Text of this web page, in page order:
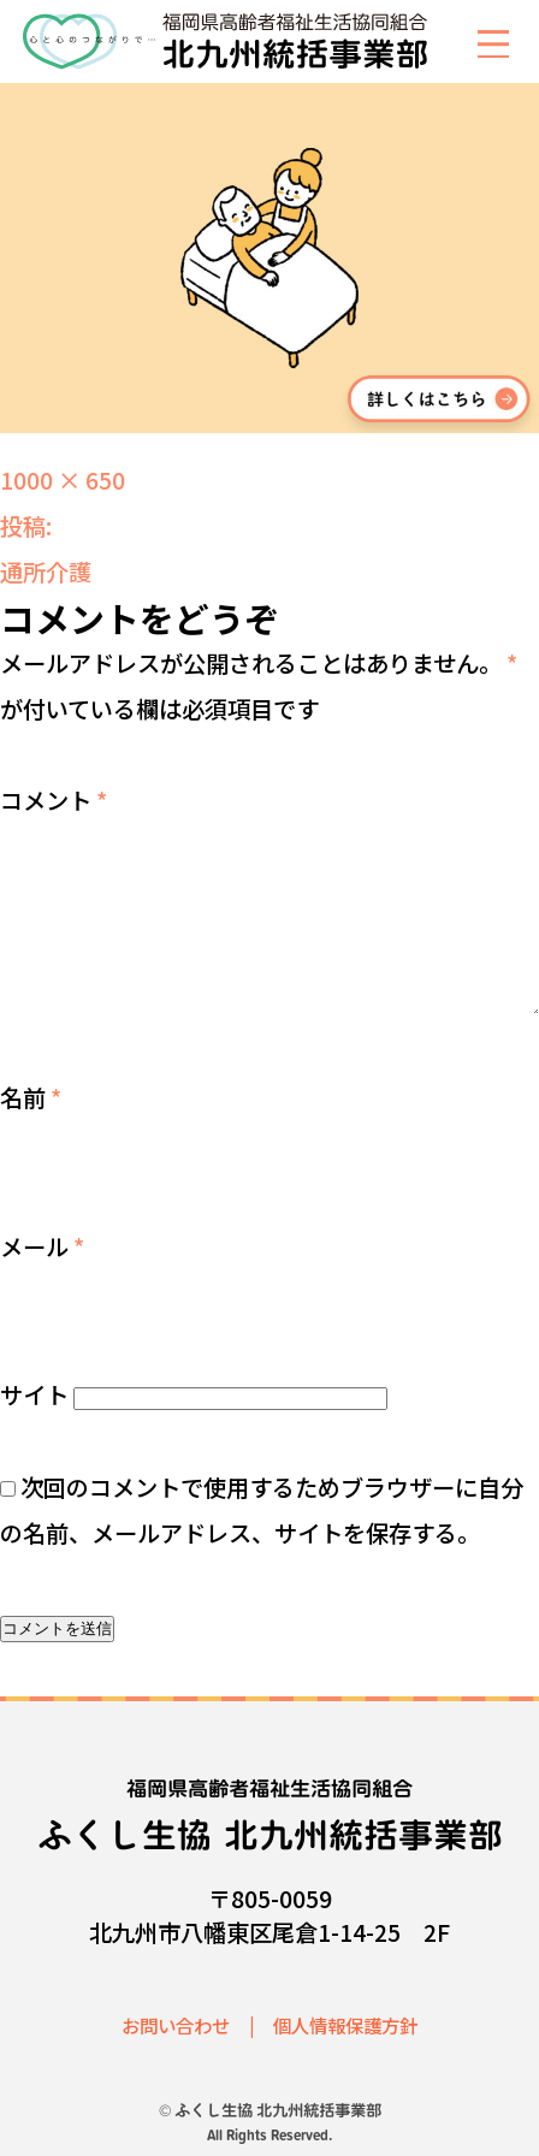
hobasiranoie_btn
1000 × 650
投稿:
通所介護
コメントをどうぞ
メールアドレスが公開されることはありません。
*
が付いている欄は必須項目です
コメント *
名前*
メール*
サイト
次回のコメントで使用するためブラウザーに自分
の名前、メールアドレス、サイトを保存する。
福岡県高齢者福祉生活協同組合
ふくし生協 北九州統括事業部
〒805-0059
北九州市八幡東区尾倉1-14-25 2F
お問い合わせ 個人情報保護方針
© ふくし生協 北九州統括事業部
All Rights Reserved.